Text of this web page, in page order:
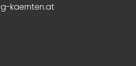
kaernten.at